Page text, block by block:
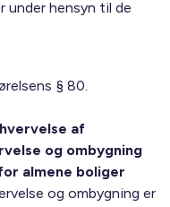
hensyn til de
§ 80.
af
og ombygning
almene boliger
og ombygning er